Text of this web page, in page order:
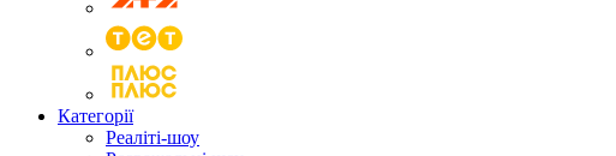
Категорії
Реаліті-шоу